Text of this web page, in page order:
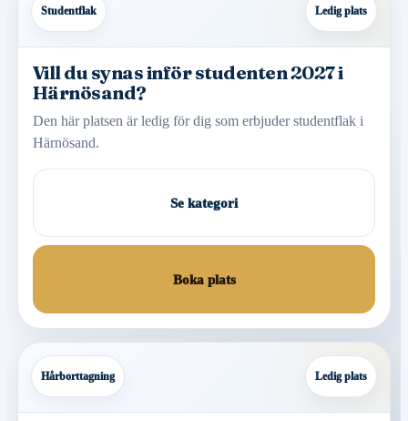
Studentflak Ledig plats
Vill du synas inför studenten 2027 i
Härnösand?
Den här platsen är ledig för dig som erbjuder studentflak i
Härnösand.
Se kategori
Boka plats
Hårborttagning Ledig plats